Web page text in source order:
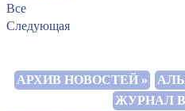
Все
Следующая
АРХИВ НОВОСТЕЙ »
ЖУРНАЛ